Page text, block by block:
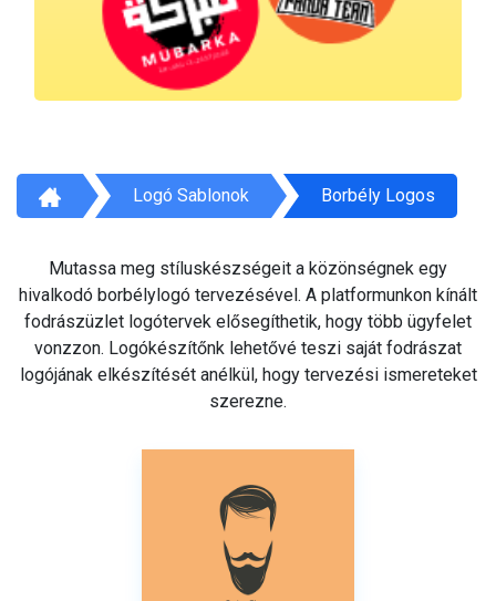
Logó Sablonok Borbély Logos
Mutassa meg stíluskészségeit a közönségnek egy
hivalkodó borbélylogó tervezésével. A platformunkon kínált
fodrászüzlet logótervek elősegíthetik, hogy több ügyfelet
vonzzon. Logókészítőnk lehetővé teszi saját fodrászat
logójának elkészítését anélkül, hogy tervezési ismereteket
szerezne.